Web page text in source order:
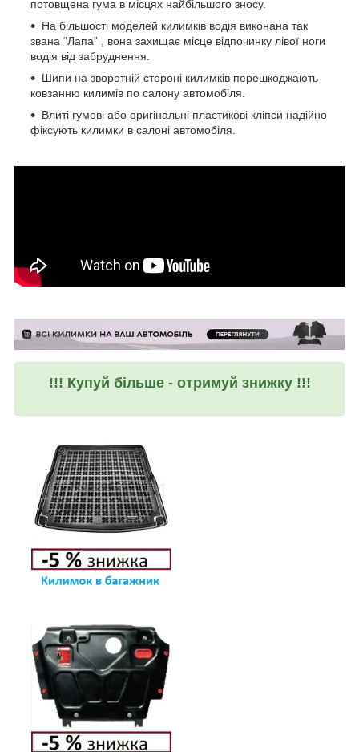
потовщена гума в місцях найбільшого зносу.
На більшості моделей килимків водія виконана так
звана “Лапа” , вона захищає місце відпочинку лівої ноги
водія від забруднення.
Шипи на зворотній стороні килимків перешкоджають
ковзанню килимів по салону автомобіля.
Влиті гумові або оригінальні пластикові кліпси надійно
фіксують килимки в салоні автомобіля.
!!! Купуй більше - отримуй знижку !!!